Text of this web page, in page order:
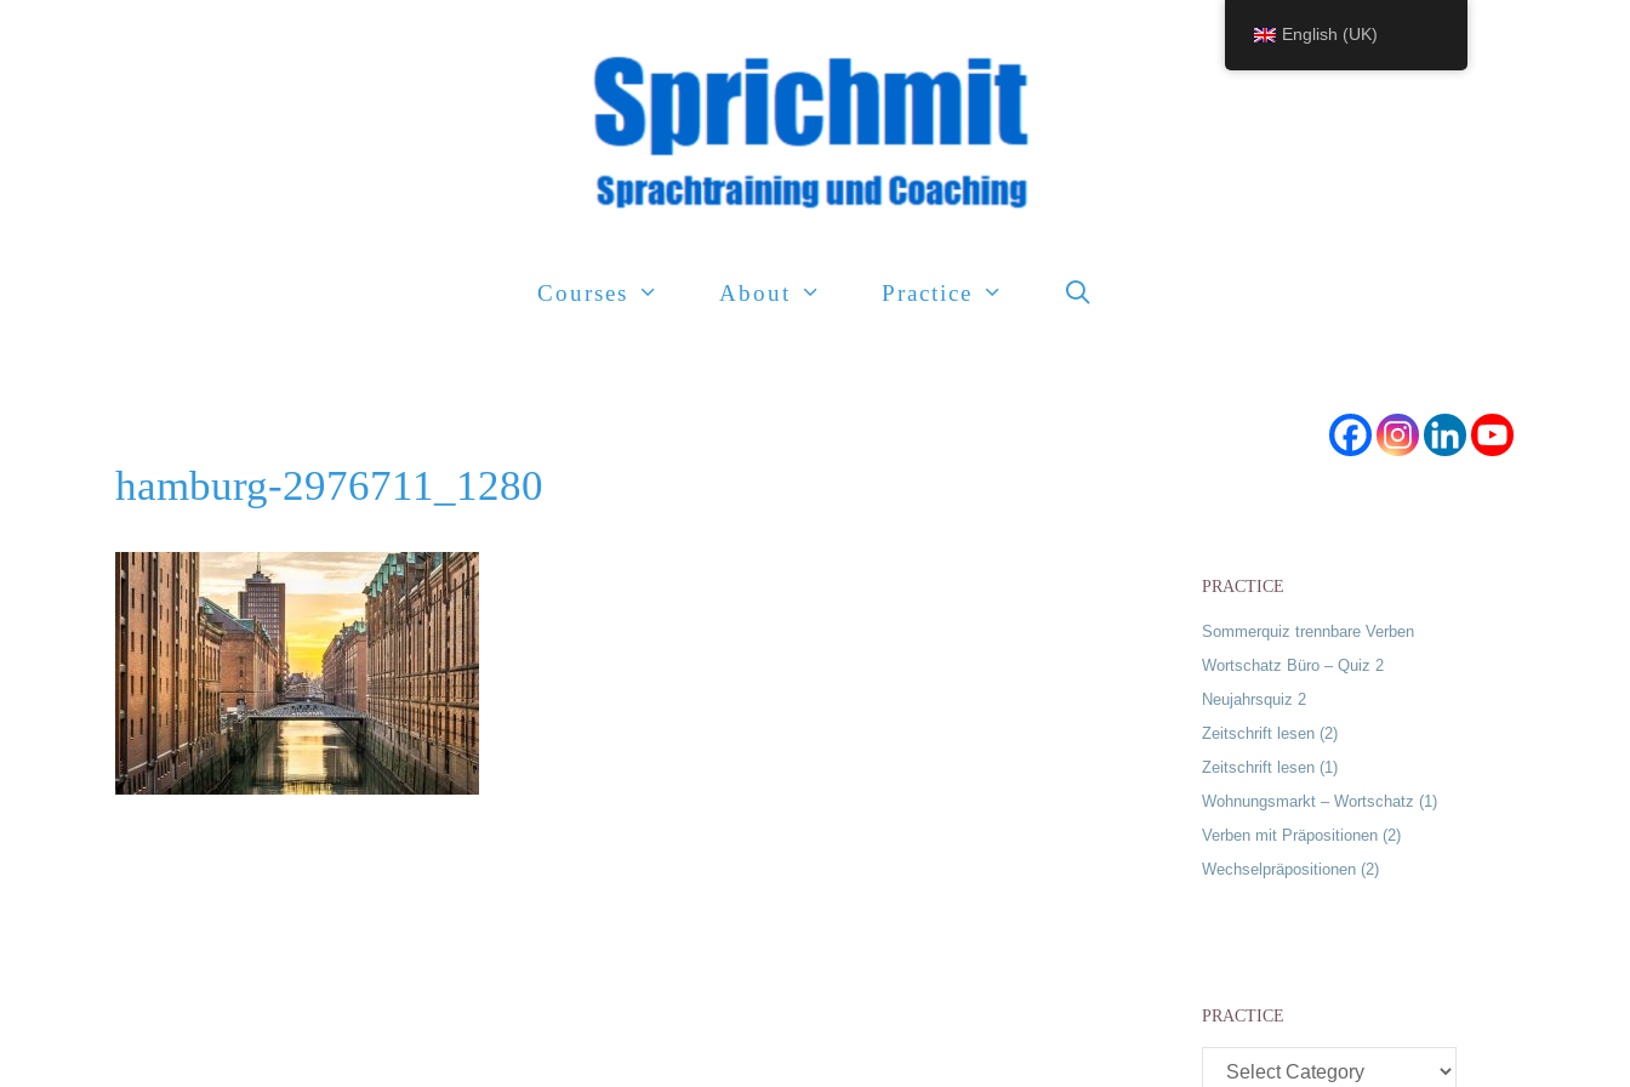
Courses About Practice
hamburg-2976711_1280
PRACTICE
Sommerquiz trennbare Verben
Wortschatz Büro – Quiz 2
Neujahrsquiz 2
Zeitschrift lesen (2)
Zeitschrift lesen (1)
Wohnungsmarkt – Wortschatz (1)
Verben mit Präpositionen (2)
Wechselpräpositionen (2)
PRACTICE
English (UK)